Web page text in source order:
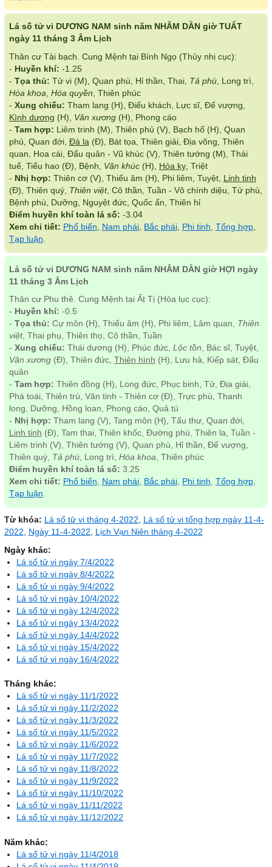
Lá số tử vi DƯƠNG NAM sinh năm NHÂM DẦN giờ TUẤT
ngày 11 tháng 3 Âm Lịch
Thân cư Tài bạch. Cung Mệnh tại Bính Ngọ (Thủy nhị cục):
- Huyền khí: -1.25
- Tọa thủ: Tử vi (M), Quan phù, Hỉ thần, Thai, Tả phù, Long trì,
Hóa khoa Hóa quyền , Thiên phúc
- Xung chiếu: Tham lang (H), Điếu khách, Lực sĩ, Đế vượng,
Kình dương (H), Văn xương(H), Phong cáo
- Tam hợp: Liêm trinh (M), Thiên phủ (V), Bạch hổ (H), Quan
phủ, Quan đới, Đà la (Đ), Bát tọa, Thiên giải, Địa võng, Thiên
quan, Hoa cái, Đẩu quân - Vũ khúc (V), Thiên tướng (M), Thái
tuế, Tiểu hao (Đ), Bệnh, Văn khúc(H), Hóa kỵ, Triệt
- Nhị hợp: Thiên cơ (V), Thiếu âm (H), Phi liêm, Tuyệt,
Linh tinh
(Đ), Thiên quý, Thiên việt, Cô thần, Tuần - Vô chính diệu, Tử phù,
Bệnh phù, Dưỡng, Nguyệt đức, Quốc ấn, Thiên hỉ
Điểm huyền khí toàn lá số: -3.04
Xem chi tiết: Phổ biến Nam phái, Bắc phái, Phi tinh Tổng hợp,
Tạp luận
Lá số tử vi DƯƠNG NAM sinh năm NHÂM DẦN giờ HỢI ngày
11 tháng 3 Âm Lịch
Thân cư Phu thê. Cung Mệnh tại Ất Tị (Hỏa lục cục):
- Huyền khí: -0.5
- Tọa thủ: Cự môn (H), Thiếu âm (H), Phi liêm, Lâm quan, Thiên
việt, Thai phụ, Thiên thọ, Cô thần, Tuần
- Xung chiếu: Thái dương (H), Phúc đức, Lộc tồn, Bác sĩ, Tuyệt,
Văn xương(Đ), Thiên đức, Thiên hình (H), Lưu hà, Kiếp sát, Đẩu
quân
- Tam hợp: Thiên đồng (H), Long đức, Phục binh, Tử, Địa giải,
Phá toái, Thiên trù, Văn tinh - Thiên cơ (Đ), Trực phù, Thanh
long, Dưỡng, Hồng loan, Phong cáo, Quả tú
- Nhị hợp: Tham lang (V), Tang môn (H), Tấu thư, Quan đới,
Linh tinh (Đ), Tam thai, Thiên khốc, Đường phù, Thiên la, Tuần -
Liêm trinh (V), Thiên tướng (V), Quan phù, Hỉ thần, Đế vượng,
Thiên quý, Tả phù, Long trì, Hóa khoa, Thiên phúc
Điểm huyền khí toàn lá số: 3.25
Xem chi tiết: Phổ biến, Nam phái, Bắc phái, Phi tinh, Tổng hợp,
Tạp luận.
Từ khóa: Lá số tử vi tháng 4-2022
Lá số tử vi tổng hợp ngày 11-4-
2022
Ngày 11-4-2022
Lịch Vạn Niên tháng 4-2022
Ngày khác:
Lá số tử vi ngày 7/4/2022
Lá số tử vi ngày 8/4/2022
Lá số tử vi ngày 9/4/2022
Lá số tử vi ngày 10/4/2022
Lá số tử vi ngày 12/4/2022
Lá số tử vi ngày 13/4/2022
Lá số tử vi ngày 14/4/2022
Lá số tử vi ngày 15/4/2022
Lá số tử vi ngày 16/4/2022
Tháng khác:
Lá số tử vi ngày 11/1/2022
Lá số tử vi ngày 11/2/2022
Lá số tử vi ngày 11/3/2022
Lá số tử vi ngày 11/5/2022
Lá số tử vi ngày 11/6/2022
Lá số tử vi ngày 11/7/2022
Lá số tử vi ngày 11/8/2022
Lá số tử vi ngày 11/9/2022
Lá số tử vi ngày 11/10/2022
Lá số tử vi ngày 11/11/2022
Lá số tử vi ngày 11/12/2022
Năm khác:
Lá số tử vi ngày 11/4/2018